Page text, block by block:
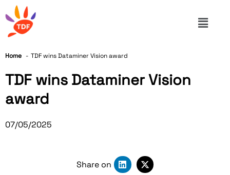
Home TDF wins Dataminer Vision award
TDF wins Dataminer Vision
award
07/05/2025
Share on